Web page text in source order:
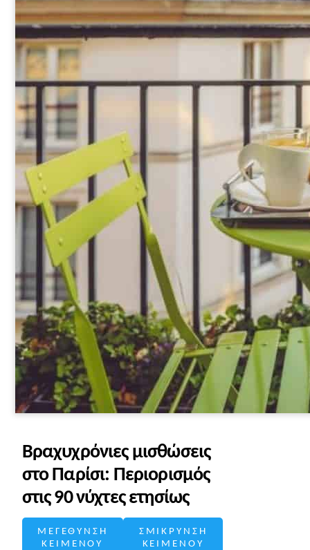
Βραχυχρόνιες μισθώσεις
στο Παρίσι: Περιορισμός
στις 90 νύχτες ετησίως
ΜΕΓΕΘΥΝΣΗ
ΚΕΙΜΕΝΟΥ
ΣΜΙΚΡΥΝΣΗ
ΚΕΙΜΕΝΟΥ